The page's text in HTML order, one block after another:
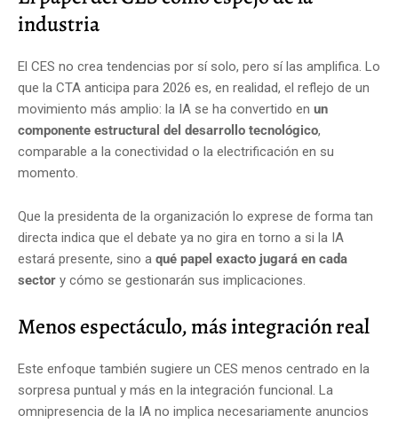
industria
El CES no crea tendencias por sí solo, pero sí las amplifica. Lo
que la CTA anticipa para 2026 es, en realidad, el reflejo de un
movimiento más amplio: la IA se ha convertido en un
componente estructural del desarrollo tecnológico,
comparable a la conectividad o la electrificación en su
momento.
Que la presidenta de la organización lo exprese de forma tan
directa indica que el debate ya no gira en torno a si la IA
estará presente, sino a qué papel exacto jugará en cada
sector y cómo se gestionarán sus implicaciones.
Menos espectáculo, más integración real
Este enfoque también sugiere un CES menos centrado en la
sorpresa puntual y más en la integración funcional. La
omnipresencia de la IA no implica necesariamente anuncios